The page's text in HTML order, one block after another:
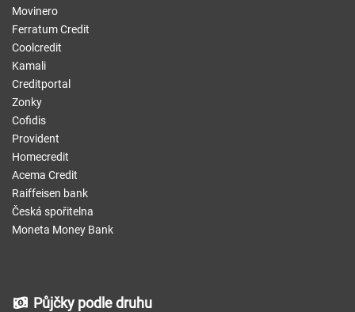
Movinero
Ferratum Credit
Coolcredit
Kamali
Creditportal
Zonky
Cofidis
Provident
Homecredit
Acema Credit
Raiffeisen bank
Česká spořitelna
Moneta Money Bank
Půjčky podle druhu